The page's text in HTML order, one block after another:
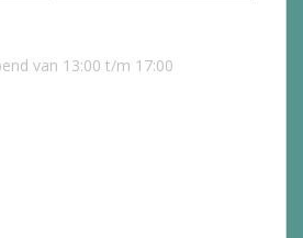
van 13:00 t/m 17:00